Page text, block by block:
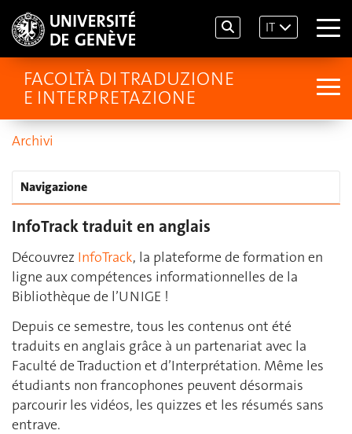
IT
FACOLTÀ DI TRADUZIONE
E INTERPRETAZIONE
Archivi
Navigazione
InfoTrack traduit en anglais
Découvrez InfoTrack, la plateforme de formation en
ligne aux compétences informationnelles de la
Bibliothèque de l’UNIGE !
Depuis ce semestre, tous les contenus ont été
traduits en anglais grâce à un partenariat avec la
Faculté de Traduction et d’Interprétation. Même les
étudiants non francophones peuvent désormais
parcourir les vidéos, les quizzes et les résumés sans
entrave.